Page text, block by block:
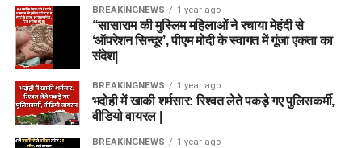
BREAKINGNEWS 1 year ago
“सासाराम की मुस्लिम महिलाओं ने रचाया मेहंदी से
‘ऑपरेशन सिन्दूर’, पीएम मोदी के स्वागत में गूंजा एकता का
संदेश|
BREAKINGNEWS 1 year ago
भदोही में खाकी शर्मसार: रिश्वत लेते पकड़े गए पुलिसकर्मी,
वीडियो वायरल |
BREAKINGNEWS 1 year ago